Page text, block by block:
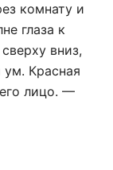
комнату и
глаза к
вниз,
ум. Красная
лицо. —